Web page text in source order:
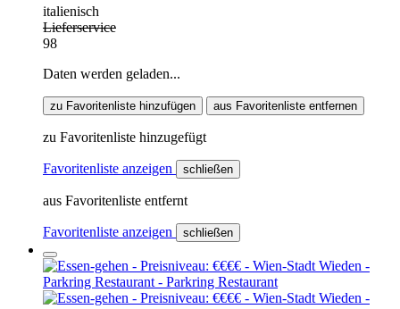
italienisch
Lieferservice
98
Daten werden geladen...
zu Favoritenliste hinzufügen aus Favoritenliste entfernen
zu Favoritenliste hinzugefügt
Favoritenliste anzeigen schließen
aus Favoritenliste entfernt
Favoritenliste anzeigen schließen